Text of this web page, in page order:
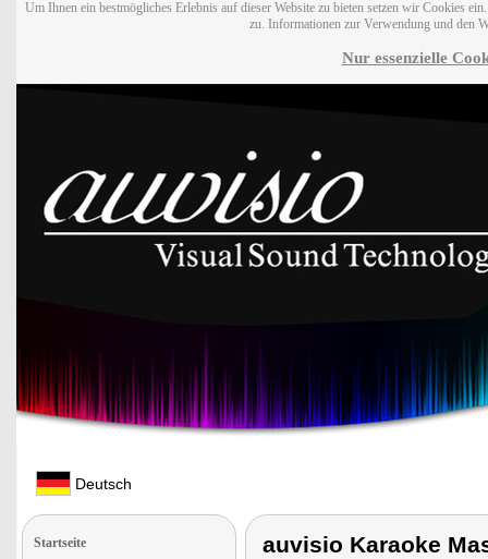
Um Ihnen ein bestmögliches Erlebnis auf dieser Website zu bieten setzen wir Cookies
zu. Informationen zur Verwendung und den
Nur essenzielle
Deutsch
Startseite auvisio Karaoke